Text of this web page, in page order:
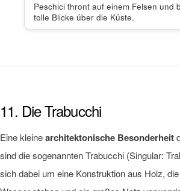
Peschici thront auf einem Felsen und
tolle Blicke über die Küste.
11. Die Trabucchi
Eine kleinearchitektonische Besonderheit
sind die sogenannten Trabucchi (Singular:
sich dabei um eine Konstruktion aus Holz,